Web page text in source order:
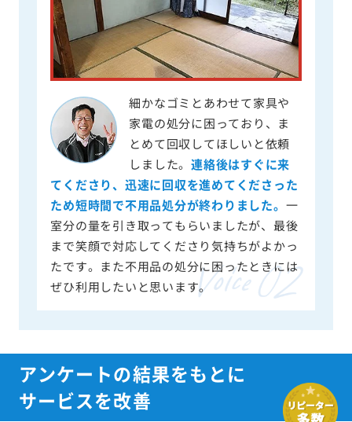
細かなゴミとあわせて家具や
家電の処分に困っており、ま
とめて回収してほしいと依頼
しました。連絡後はすぐに来
てくださり、迅速に回収を進めてくださった
ため短時間で不用品処分が終わりました。 一
室分の量を引き取ってもらいましたが、最後
まで笑顔で対応してくださり気持ちがよかっ
たです。また不用品の処分に困ったときには
ぜひ利用したいと思います。
アンケートの結果をもとに
サービスを改善